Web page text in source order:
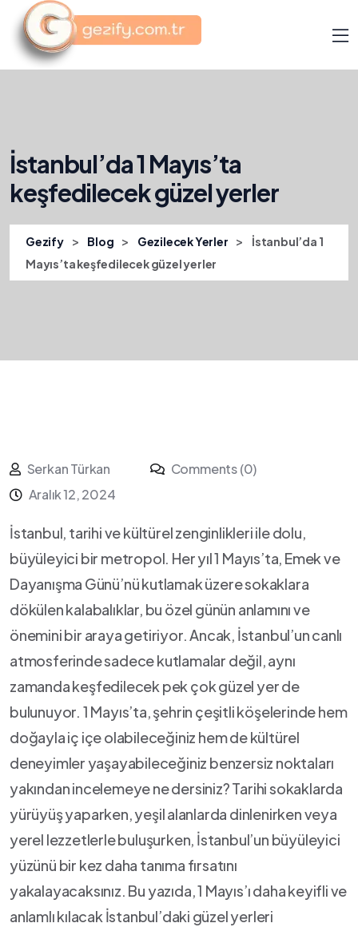
İstanbul’da 1 Mayıs’ta
keşfedilecek güzel yerler
Gezify > Blog > Gezilecek Yerler >
İstanbul’da 1
Mayıs’ta keşfedilecek güzel yerler
Serkan Türkan
Comments (0)
Aralık 12, 2024
İstanbul, tarihi ve kültürel zenginlikleri ‌ile dolu, ​
büyüleyici ‍bir​ metropol. Her‌ yıl 1 Mayıs’ta, Emek ve
Dayanışma ⁤Günü’nü kutlamak üzere sokaklara
dökülen kalabalıklar, bu özel günün anlamını ve
önemini bir araya getiriyor. Ancak, İstanbul’un ⁤canlı
atmosferinde sadece kutlamalar değil, ‍aynı
zamanda keşfedilecek pek çok güzel ‍yer de
bulunuyor. 1 Mayıs’ta, şehrin ‌çeşitli köşelerinde‍ hem​
doğayla iç içe olabileceğiniz hem de kültürel
deneyimler ⁢yaşayabileceğiniz benzersiz noktaları
yakından incelemeye ne dersiniz? Tarihi​ sokaklarda
yürüyüş yaparken, yeşil⁣ alanlarda dinlenirken veya
‌yerel lezzetlerle buluşurken, İstanbul’un büyüleyici
yüzünü bir kez daha tanıma ​fırsatını⁣
yakalayacaksınız. Bu yazıda, 1 Mayıs’ı daha keyifli ve
anlamlı ⁣kılacak İstanbul’daki ⁤güzel yerleri